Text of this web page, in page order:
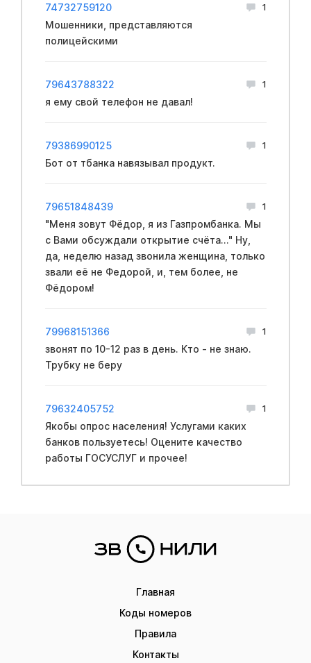
74732759120 1
Мошенники, представляются
полицейскими
79643788322 1
я ему свой телефон не давал!
79386990125 1
Бот от тбанка навязывал продукт.
79651848439 1
"Меня зовут Фёдор, я из Газпромбанка. Мы
с Вами обсуждали открытие счёта..." Ну,
да, неделю назад звонила женщина, только
звали её не Федорой, и, тем более, не
Фёдором!
79968151366 1
звонят по 10-12 раз в день. Кто - не знаю.
Трубку не беру
79632405752 1
Якобы опрос населения! Услугами каких
банков пользуетесь! Оцените качество
работы ГОСУСЛУГ и прочее!
Главная
Коды номеров
Правила
Контакты